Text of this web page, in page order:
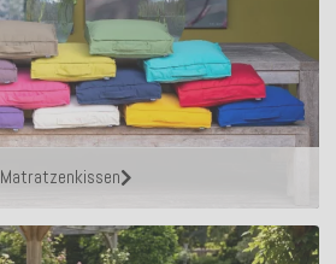
Matratzenkissen